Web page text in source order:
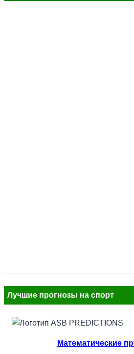
Лучшие прогнозы на спорт
Математические